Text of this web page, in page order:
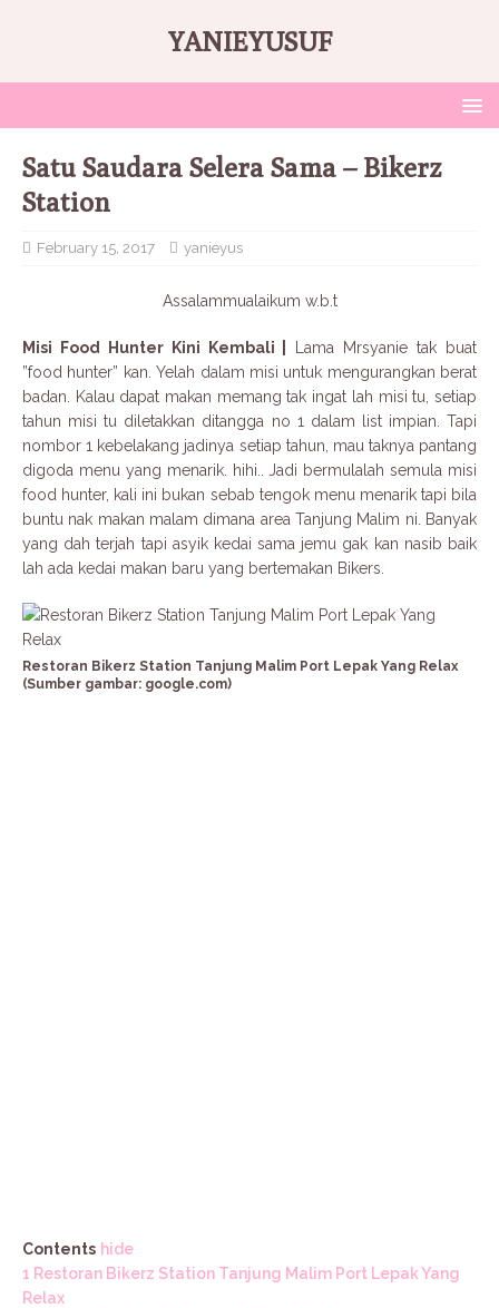
YANIEYUSUF
Satu Saudara Selera Sama – Bikerz
Station
February 15, 2017 yanieyus
Assalammualaikum w.b.t
Misi Food Hunter Kini Kembali |
Lama Mrsyanie tak buat
”food hunter” kan. Yelah dalam misi untuk mengurangkan berat
badan. Kalau dapat makan memang tak ingat lah misi tu, setiap
tahun misi tu diletakkan ditangga no 1 dalam list impian. Tapi
nombor 1 kebelakang jadinya setiap tahun, mau taknya pantang
digoda menu yang menarik. hihi.. Jadi bermulalah semula misi
food hunter, kali ini bukan sebab tengok menu menarik tapi bila
buntu nak makan malam dimana area Tanjung Malim ni. Banyak
yang dah terjah tapi asyik kedai sama jemu gak kan nasib baik
lah ada kedai makan baru yang bertemakan Bikers.
Restoran Bikerz Station Tanjung Malim Port Lepak Yang Relax
(Sumber gambar: google.com)
Contents hide
1 Restoran Bikerz Station Tanjung Malim Port Lepak Yang
Relax